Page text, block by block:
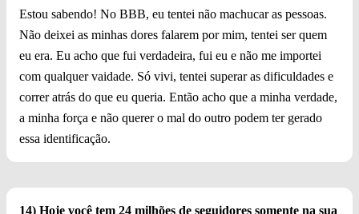
Estou sabendo! No BBB, eu tentei não machucar as pessoas.
Não deixei as minhas dores falarem por mim, tentei ser quem
eu era. Eu acho que fui verdadeira, fui eu e não me importei
com qualquer vaidade. Só vivi, tentei superar as dificuldades e
correr atrás do que eu queria. Então acho que a minha verdade,
a minha força e não querer o mal do outro podem ter gerado
essa identificação.
14) Hoje você tem 24 milhões de seguidores somente na sua